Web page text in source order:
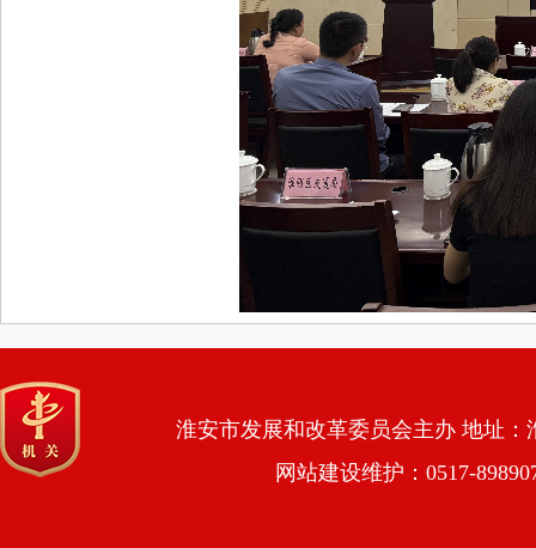
淮安市发展和改革委员会主办 地址：
网站建设维护：0517-